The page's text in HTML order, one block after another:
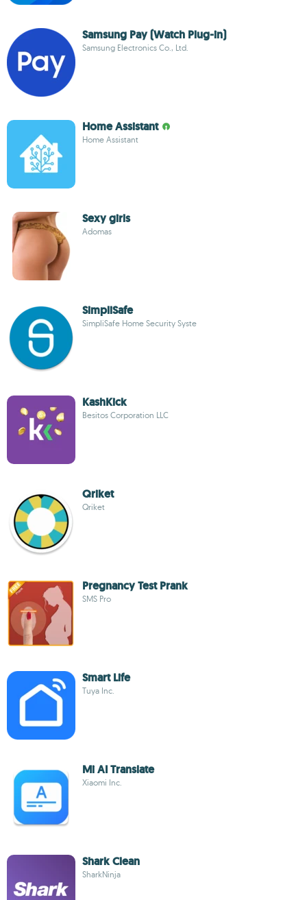
Samsung Pay (Watch Plug-in)
Samsung Electronics Co., Ltd.
Home Assistant
Home Assistant
Sexy girls
Adomas
SimpliSafe
SimpliSafe Home Security Syste
KashKick
Besitos Corporation LLC
Qriket
Qriket
Pregnancy Test Prank
SMS Pro
Smart Life
Tuya Inc.
Mi AI Translate
Xiaomi Inc.
Shark Clean
SharkNinja